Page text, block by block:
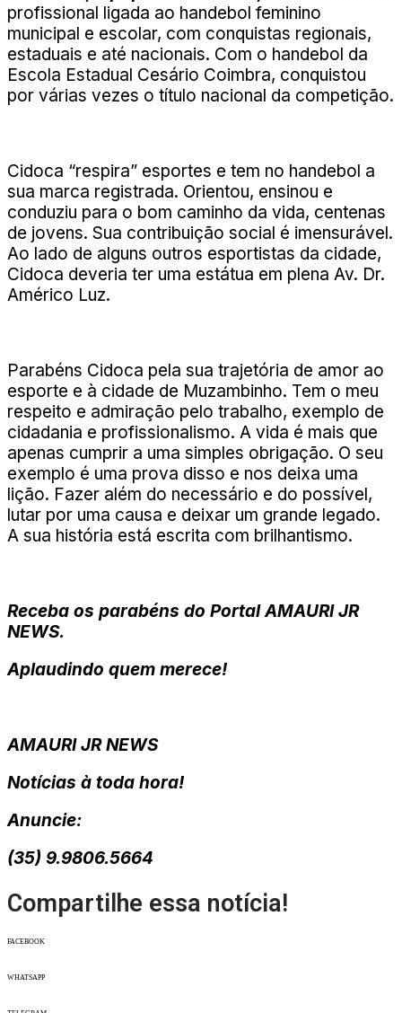
profissional ligada ao handebol feminino
municipal e escolar, com conquistas regionais,
estaduais e até nacionais. Com o handebol da
Escola Estadual Cesário Coimbra, conquistou
por várias vezes o título nacional da competição.
Cidoca “respira” esportes e tem no handebol a
sua marca registrada. Orientou, ensinou e
conduziu para o bom caminho da vida, centenas
de jovens. Sua contribuição social é imensurável.
Ao lado de alguns outros esportistas da cidade,
Cidoca deveria ter uma estátua em plena Av. Dr.
Américo Luz.
Parabéns Cidoca pela sua trajetória de amor ao
esporte e à cidade de Muzambinho. Tem o meu
respeito e admiração pelo trabalho, exemplo de
cidadania e profissionalismo. A vida é mais que
apenas cumprir a uma simples obrigação. O seu
exemplo é uma prova disso e nos deixa uma
lição. Fazer além do necessário e do possível,
lutar por uma causa e deixar um grande legado.
A sua história está escrita com brilhantismo.
Receba os parabéns do Portal AMAURI JR
NEWS.
Aplaudindo quem merece!
AMAURI JR NEWS
Notícias à toda hora!
Anuncie:
(35) 9.9806.5664
Compartilhe essa notícia!
FACEBOOK
WHATSAPP